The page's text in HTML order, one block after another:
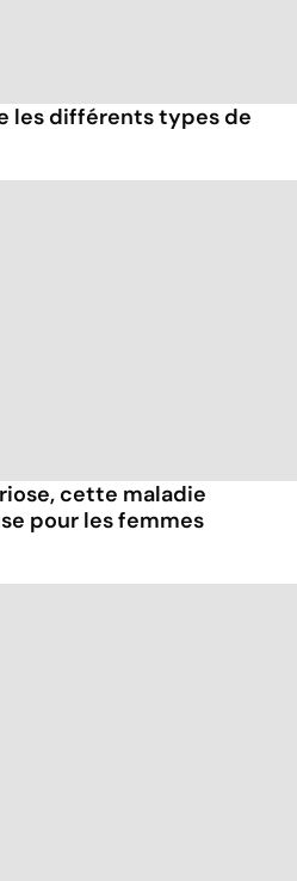
les différents types de
cette maladie
pour les femmes